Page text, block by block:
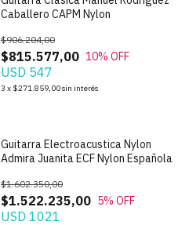
Caballero CAPM Nylon
$815.577,00
$906.204,00
10% OFF
USD 547
3 x $271.859,00sin interés
Guitarra Electroacustica Nylon
Admira Juanita ECF Nylon Española
$1.522.235,00
$1.602.350,00
5% OFF
USD 1021